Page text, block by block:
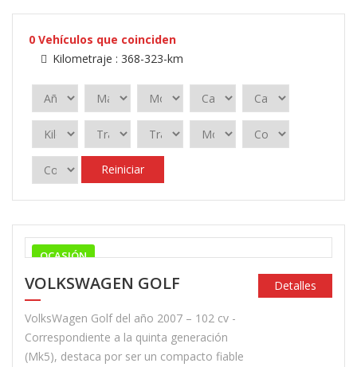
0 Vehículos que coinciden
Kilometraje : 368-323-km
Reiniciar
OCASIÓN
VOLKSWAGEN GOLF
VolksWagen Golf del año 2007 – 102 cv -
Correspondiente a la quinta generación
(Mk5), destaca por ser un compacto fiable
Detalles